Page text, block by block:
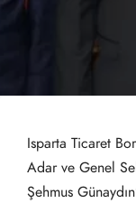
Isparta Ticaret
Adar ve Genel
Şehmus